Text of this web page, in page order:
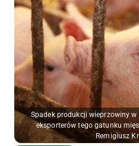
Spadek produkcji wieprzowiny
eksporterów tego gatunku
Remigiusz